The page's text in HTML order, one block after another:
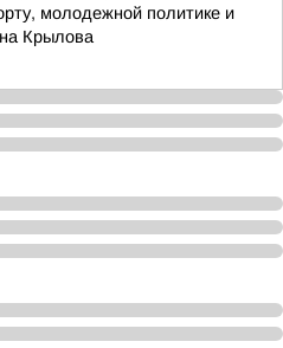
молодежной политике и
Крылова